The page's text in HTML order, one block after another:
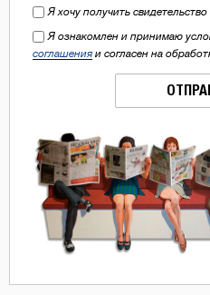
Я хочу получить
Я ознакомлен и принимаю
соглашения и согласен на